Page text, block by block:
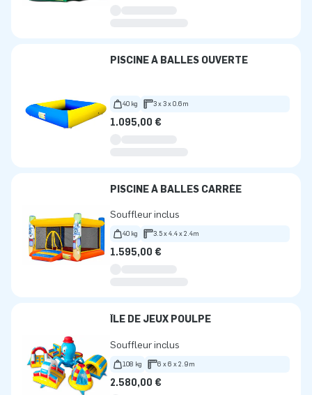
PISCINE À BALLES OUVERTE
40 kg 3 x 3 x 0.6m
1.095,00 €
PISCINE À BALLES CARRÉE
Souffleur inclus
40 kg 3.5 x 4.4 x 2.4m
1.595,00 €
ÎLE DE JEUX POULPE
Souffleur inclus
108 kg 6 x 6 x 2.9m
2.580,00 €